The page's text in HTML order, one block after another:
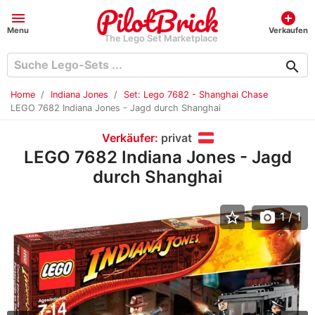
menu
Menu
The Lego Set Marketplace
add_circle
Verkaufen
search
Home Indiana Jones
Set: Lego 7682 - Shanghai Chase
LEGO 7682 Indiana Jones - Jagd durch Shanghai
Verkäufer: privat
LEGO 7682 Indiana Jones - Jagd
durch Shanghai
star_border photo_camera 1/ 1